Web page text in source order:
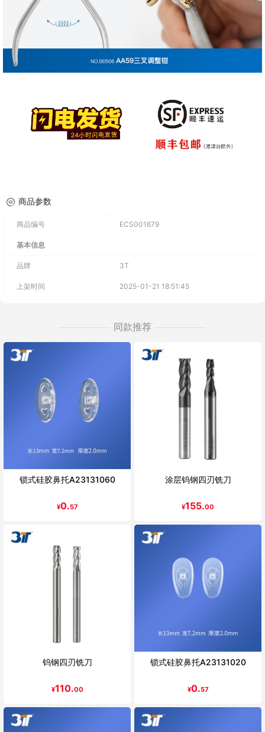
商品参数
商品编号 ECS001679
基本信息
品牌 3T
上架时间 2025-01-21 18:51:45
同款推荐
锁式硅胶鼻托A23131060
¥0.57
涂层钨钢四刃铣刀
¥155.00
钨钢四刃铣刀
¥110.00
锁式硅胶鼻托A23131020
¥0.57